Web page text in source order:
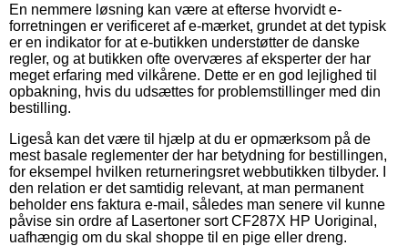
En nemmere løsning kan være at efterse hvorvidt e-
forretningen er verificeret af e-mærket, grundet at det typisk
er en indikator for at e-butikken understøtter de danske
regler, og at butikken ofte overværes af eksperter der har
meget erfaring med vilkårene. Dette er en god lejlighed til
opbakning, hvis du udsættes for problemstillinger med din
bestilling.
Ligeså kan det være til hjælp at du er opmærksom på de
mest basale reglementer der har betydning for bestillingen,
for eksempel hvilken returneringsret webbutikken tilbyder. I
den relation er det samtidig relevant, at man permanent
beholder ens faktura e-mail, således man senere vil kunne
påvise sin ordre af Lasertoner sort CF287X HP Uoriginal,
uafhængig om du skal shoppe til en pige eller dreng.